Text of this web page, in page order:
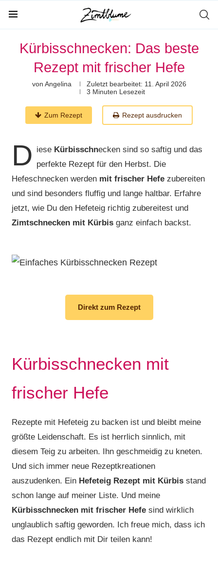
Kürbisschnecken: Das beste
Rezept mit frischer Hefe
von Angelina Zuletzt bearbeitet: 11. April 2026
3 Minuten Lesezeit
Zum Rezept Rezept ausdrucken
D iese Kürbisschnecken sind so saftig und das
perfekte Rezept für den Herbst. Die
Hefeschnecken werden mit frischer Hefe zubereiten
und sind besonders fluffig und lange haltbar. Erfahre
jetzt, wie Du den Hefeteig richtig zubereitest und
Zimtschnecken mit Kürbis ganz einfach backst.
Direkt zum Rezept
Kürbisschnecken mit
frischer Hefe
Rezepte mit Hefeteig zu backen ist und bleibt meine
größte Leidenschaft. Es ist herrlich sinnlich, mit
diesem Teig zu arbeiten. Ihn geschmeidig zu kneten.
Und sich immer neue Rezeptkreationen
auszudenken. Ein Hefeteig Rezept mit Kürbis stand
schon lange auf meiner Liste. Und meine
Kürbisschnecken mit frischer Hefe sind wirklich
unglaublich saftig geworden. Ich freue mich, dass ich
das Rezept endlich mit Dir teilen kann!